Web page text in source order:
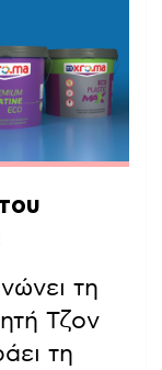
τη
Τζον
τη